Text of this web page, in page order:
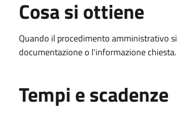
Cosa si ottiene
Quando il procedimento amministrativo
documentazione o l'informazione chiesta.
Tempi e scadenze